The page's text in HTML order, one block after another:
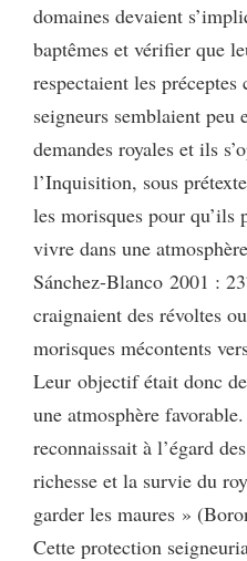
domaines devaient
baptêmes et vérifier que
respectaient les
seigneurs semblaient peu
demandes royales et ils
l’Inquisition, sous
les morisques pour qu’ils
vivre dans une
Sánchez-Blanco 2001 :
craignaient des révoltes
morisques mécontents
Leur objectif était donc
une atmosphère
reconnaissait à l’égard
richesse et la survie du
garder les maures »
Cette protection